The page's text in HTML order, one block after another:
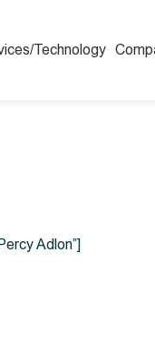
Technology
Adlon”]